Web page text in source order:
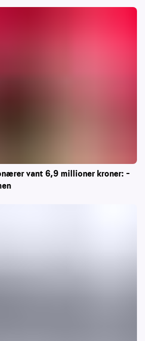
vant 6,9 millioner kroner: –